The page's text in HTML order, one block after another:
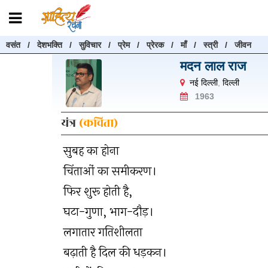
वसंत/देशभक्ति/सुविचार/प्रेम/प्रेरक/माँ/स्त्री/जीवन
मदन लाल राज
नई दिल्ली, दिल्ली
1963
यंत्र(कविता)
सुबह का होना
चिंताओं का समीकरण।
फिर शुरू होती है,
घटा-गुणा, भाग-दौड़।
लगातार गतिशीलता
बढ़ाती है दिल की धड़कन।
रचनाएँ खोजें
रचनाएँ खोजने के लिए नीचे दी गई बॉक्स में हिन्दी में लिखें और "खोजें" बटन